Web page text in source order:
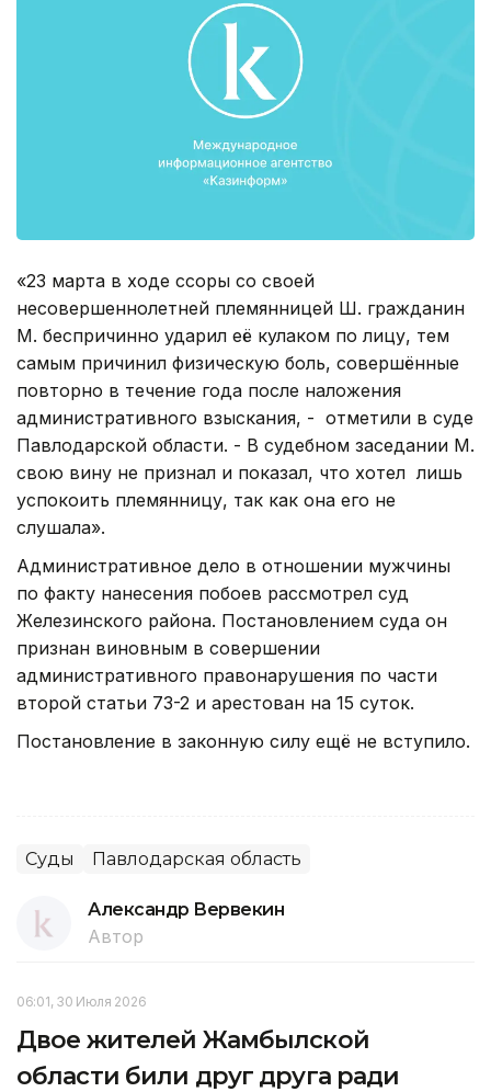
«23 марта в ходе ссоры со своей
несовершеннолетней племянницей Ш. гражданин
М. беспричинно ударил её кулаком по лицу, тем
самым причинил физическую боль, совершённые
повторно в течение года после наложения
административного взыскания, - отметили в суде
Павлодарской области. - В судебном заседании М.
свою вину не признал и показал, что хотел лишь
успокоить племянницу, так как она его не
слушала».
Административное дело в отношении мужчины
по факту нанесения побоев рассмотрел суд
Железинского района. Постановлением суда он
признан виновным в совершении
административного правонарушения по части
второй статьи 73-2 и арестован на 15 суток.
Постановление в законную силу ещё не вступило.
Суды Павлодарская область
Александр Вервекин
Автор
06:01, 30 Июля 2026
Двое жителей Жамбылской
области били друг друга ради